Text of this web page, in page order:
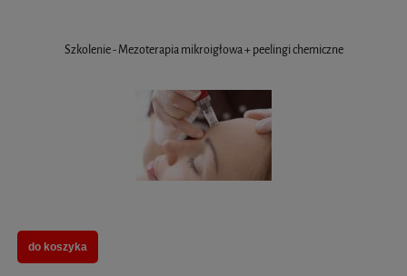
Szkolenie - Mezoterapia mikroigłowa + peelingi chemiczne
do koszyka